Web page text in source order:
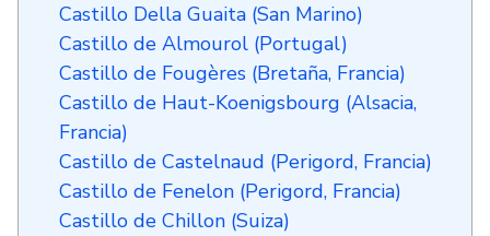
Castillo Della Guaita (San Marino)
Castillo de Almourol (Portugal)
Castillo de Fougères (Bretaña, Francia)
Castillo de Haut-Koenigsbourg (Alsacia,
Francia)
Castillo de Castelnaud (Perigord, Francia)
Castillo de Fenelon (Perigord, Francia)
Castillo de Chillon (Suiza)